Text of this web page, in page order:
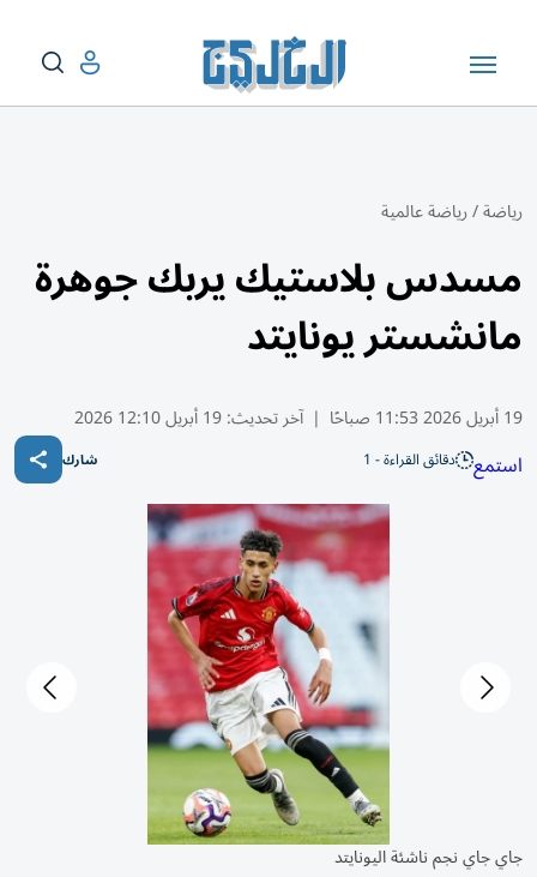
رياضة/رياضة عالمية
مسدس بلاستيك يربك جوهرة
مانشستر يونايتد
19 أبريل 2026 11:53 صباحًا | آخر تحديث:19 أبريل 12:10 2026
استمع دقائق القراءة - 1 شارك
المسدس اللعبة يربك جاي جاي